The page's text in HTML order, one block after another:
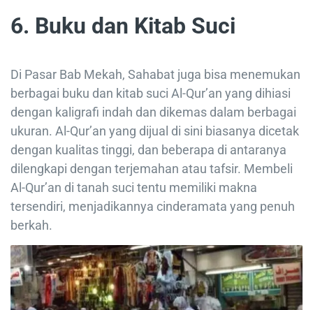
6. Buku dan Kitab Suci
Di Pasar Bab Mekah, Sahabat juga bisa menemukan
berbagai buku dan kitab suci Al-Qur’an yang dihiasi
dengan kaligrafi indah dan dikemas dalam berbagai
ukuran. Al-Qur’an yang dijual di sini biasanya dicetak
dengan kualitas tinggi, dan beberapa di antaranya
dilengkapi dengan terjemahan atau tafsir. Membeli
Al-Qur’an di tanah suci tentu memiliki makna
tersendiri, menjadikannya cinderamata yang penuh
berkah.